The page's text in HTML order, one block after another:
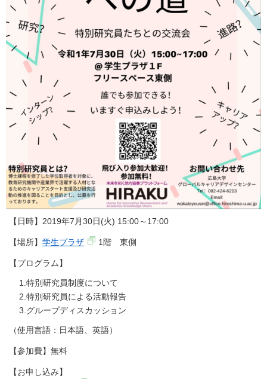
【日時】2019年7月30日(火) 15:00～17:00
【場所】 学生プラザ 1階 東側
【プログラム】
特別研究員制度について
特別研究員による活動報告
グループディスカッション
（使用言語：日本語、英語）
【参加費】無料
【お申し込み】